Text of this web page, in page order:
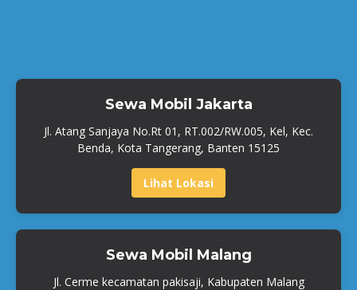
Sewa Mobil Jakarta
Jl. Atang Sanjaya No.Rt 01, RT.002/RW.005, Kel, Kec.
Benda, Kota Tangerang, Banten 15125
Lihat Lokasi
Sewa Mobil Malang
Jl. Cerme kecamatan pakisaji, Kabupaten Malang